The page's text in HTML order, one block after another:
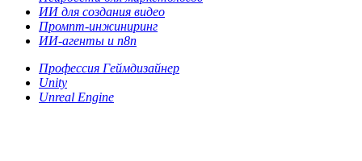
ИИ для создания видео
Промпт-инжиниринг
ИИ-агенты и n8n
Профессия Геймдизайнер
Unity
Unreal Engine